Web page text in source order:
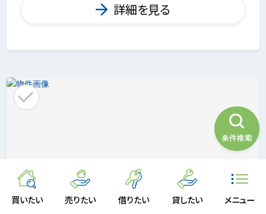
買いたい 売りたい 借りたい 貸したい メニュー
詳細を見る
条件検索